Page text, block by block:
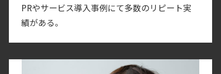
PRやサービス導入事例にて多数のリピート実
績がある。